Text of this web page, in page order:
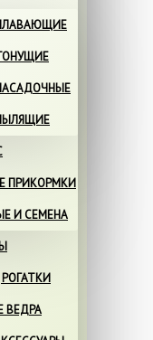
ПРИКОРМКИ
И СЕМЕНА
ВЕДРА